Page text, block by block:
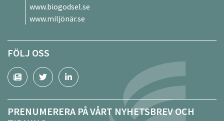
www.biogodsel.se
www.miljönär.se
FÖLJ OSS
PRENUMERERA PÅ VÅRT NYHETSBREV OCH